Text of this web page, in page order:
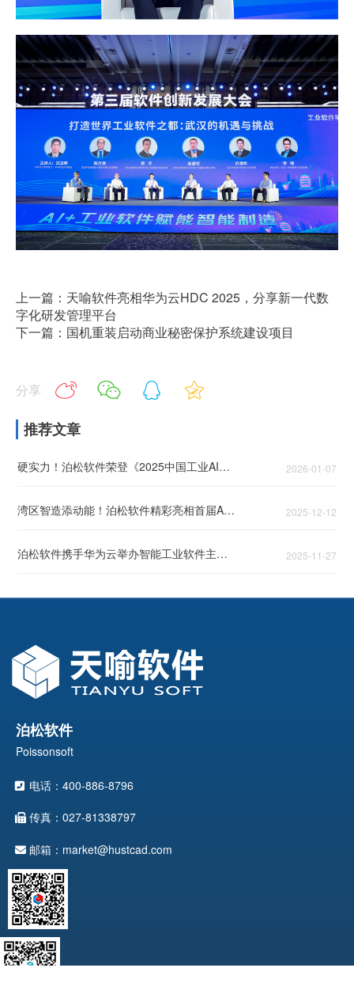
上一篇：天喻软件亮相华为云HDC 2025，分享新一代数
字化研发管理平台
下一篇：国机重装启动商业秘密保护系统建设项目
分享
推荐文章
硬实力！泊松软件荣登《2025中国工业AI领军企业TOP50》！ 2026-01-07
湾区智造添动能！泊松软件精彩亮相首届AIE博览会 2025-12-12
泊松软件携手华为云举办智能工业软件主题论坛，头部企业共话智能工业破局之道 2025-11-27
泊松软件
Poissonsoft
电话：400-886-8796
传真：027-81338797
邮箱：market@hustcad.com